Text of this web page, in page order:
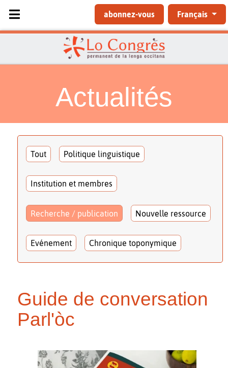
Sélectionnez votre langue
abonnez-vous Français
Actualités
Tout Politique linguistique
Institution et membres
Recherche / publication Nouvelle ressource
Evénement Chronique toponymique
Guide de conversation
Parl'òc